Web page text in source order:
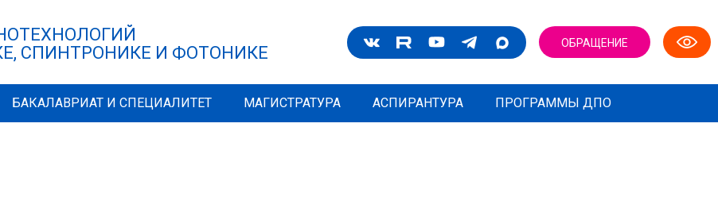
СПИНТРОНИКЕ И ФОТОНИКЕ
ОБРАЩЕНИЕ
БАКАЛАВРИАТ И СПЕЦИАЛИТЕТ МАГИСТРАТУРА АСПИРАНТУРА ПРОГРАММЫ ДПО